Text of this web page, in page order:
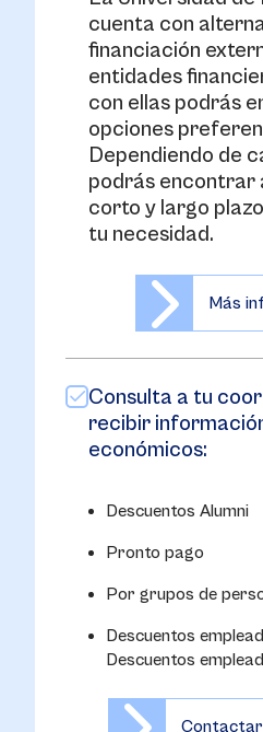
cuenta con
financiación
entidades
con ellas podrás
opciones
Dependiendo de
podrás encontrar
corto y largo
tu necesidad.
Más
Consulta a tu
recibir
económicos:
Descuentos Alumni
Pronto pago
Por grupos de
Descuentos
Descuentos